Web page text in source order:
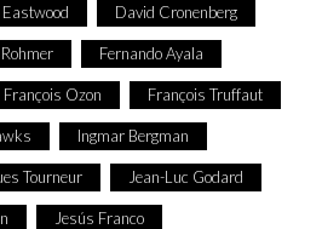
David Cronenberg
Fernando Ayala
François Ozon François Truffaut
Ingmar Bergman
Tourneur Jean-Luc Godard
Jesús Franco